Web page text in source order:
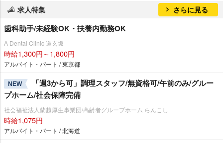
求人特集 さらに見る
歯科助手/未経験OK・扶養内勤務OK
A Dental Clinic 道玄坂
時給1,300円～1,800円
アルバイト・パート / 東京都
NEW
「週3から可」調理スタッフ/無資格可/午前のみ/グルー
プホーム/社会保障完備
社会福祉法人蘭越厚生事業団/高齢者グループホーム らんこし
時給1,075円
アルバイト・パート / 北海道